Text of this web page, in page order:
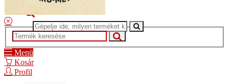
Menü
Kosár
Profil